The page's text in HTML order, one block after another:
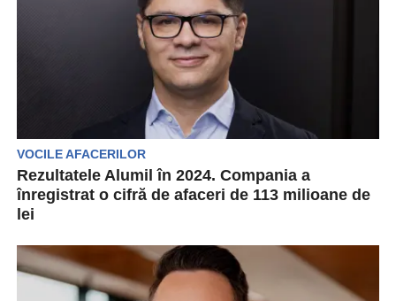
VOCILE AFACERILOR
Rezultatele Alumil în 2024. Compania a
înregistrat o cifră de afaceri de 113 milioane de
lei
arhitecturale din aluminiu din România, a
publicat recent...